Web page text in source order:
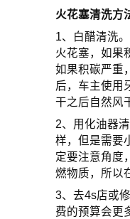
火花塞清洗方
1、白醋清洗
火花塞，如果
如果积碳严重
后，车主使用
干之后自然风
2、用化油器
样，但是需要
定要注意角度
燃物质，所以
3、去4s店或
费的预算会更